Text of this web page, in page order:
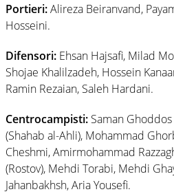
Portieri:Alireza Beiranvand,
Hosseini.
Difensori: Ehsan Hajsafi, Milad
Shojae Khalilzadeh, Hossein
Ramin Rezaian, Saleh Hardani.
Centrocampisti: Saman Ghoddos
(Shahab al-Ahli), Mohammad
Cheshmi, Amirmohammad
(Rostov), Mehdi Torabi, Mehdi
Jahanbakhsh, Aria Yousefi.